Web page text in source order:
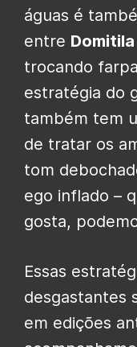
águas é
entre Domitila
trocando
estratégia do
também tem
de tratar os
tom
ego inflado –
gosta,
Essas
desgastantes
em edições